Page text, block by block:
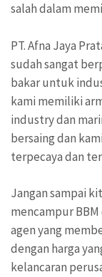
salah dalam
PT. Afna Jaya
sudah sangat
bakar untuk
kami memiliki
industry dan
bersaing dan
terpecaya dan
Jangan sampai
mencampur
agen yang
dengan harga
kelancaran